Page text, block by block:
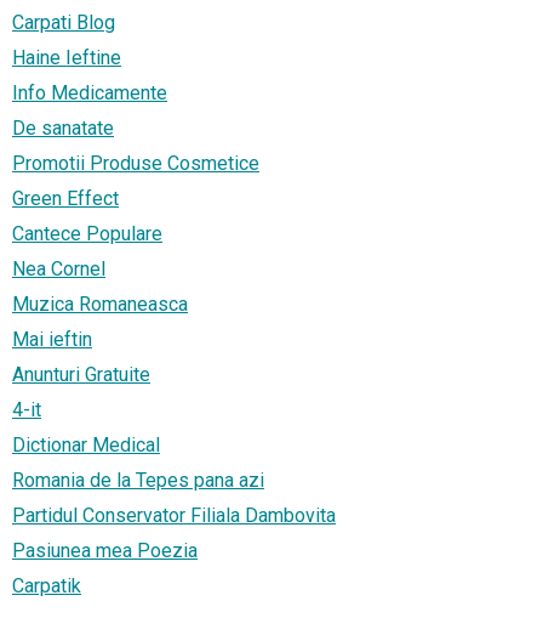
Carpati Blog
Haine Ieftine
Info Medicamente
De sanatate
Promotii Produse Cosmetice
Green Effect
Cantece Populare
Nea Cornel
Muzica Romaneasca
Mai ieftin
Anunturi Gratuite
4-it
Dictionar Medical
Romania de la Tepes pana azi
Partidul Conservator Filiala Dambovita
Pasiunea mea Poezia
Carpatik